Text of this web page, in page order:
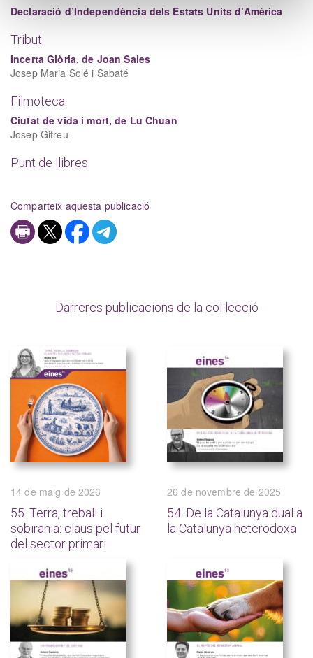
Declaració d’Independència dels Estats Units d’Amèrica
Tribut
Incerta Glòria, de Joan Sales
Josep Maria Solé i Sabaté
Filmoteca
Ciutat de vida i mort, de Lu Chuan
Josep Gifreu
Punt de llibres
Comparteix aquesta publicació
Darreres publicacions de la col·lecció
14 de maig de 2026
55. Terra, treball i
sobirania: claus pel futur
del sector primari
26 de novembre de 2025
54. De la Catalunya dual a
la Catalunya heterodoxa